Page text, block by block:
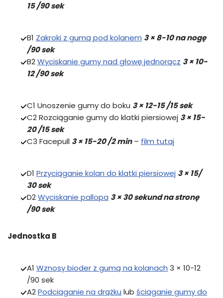
15 /90 sek
B1 Zakroki z gumą pod kolanem 3 × 8-10 na nogę
/90 sek
B2Wyciskanie gumy nad głowę jednorącz 3 × 10-
12 /90 sek
C1 Unoszenie gumy do boku 3 × 12-15 /15 sek
C2 Rozciąganie gumy do klatki piersiowej 3 × 15-
20 /15 sek
C3 Facepull 3 × 15-20 /2 min– film tutaj
D1 Przyciąganie kolan do klatki piersiowej 3 × 15/
30 sek
D2Wyciskanie pallopa 3 × 30 sekund na stronę
/90 sek
Jednostka B
A1 Wznosy bioder z gumą na kolanach 3 × 10-12
/90 sek
A2Podciąganie na drążku lub ściąganie gumy do